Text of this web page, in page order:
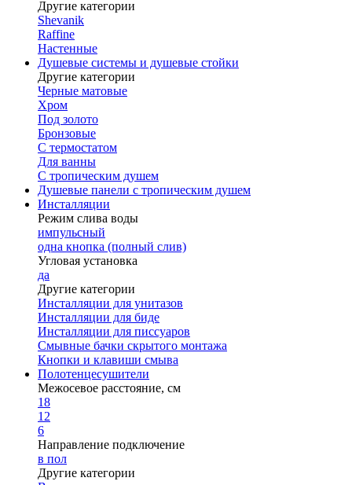
Другие категории
Shevanik
Raffine
Настенные
Душевые системы и душевые стойки
Другие категории
Черные матовые
Хром
Под золото
Бронзовые
С термостатом
Для ванны
С тропическим душем
Душевые панели с тропическим душем
Инсталляции
Режим слива воды
импульсный
одна кнопка (полный слив)
Угловая установка
да
Другие категории
Инсталляции для унитазов
Инсталляции для биде
Инсталляции для писсуаров
Смывные бачки скрытого монтажа
Кнопки и клавиши смыва
Полотенцесушители
Межосевое расстояние, см
18
12
6
Направление подключение
в пол
Другие категории